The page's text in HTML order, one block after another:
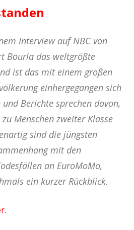
Interview auf NBC von
Bourla das weltgrößte
ist das mit einem großen
einhergegangen sich
Berichte sprechen davon,
Menschen zweiter Klasse
sind die jüngsten
mit den
an EuroMoMo,
ein kurzer Rückblick.